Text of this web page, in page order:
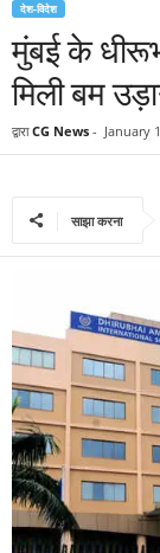
देश-विदेश
मुंबई के
मिली बम
द्वारा CG News - January
साझा करना